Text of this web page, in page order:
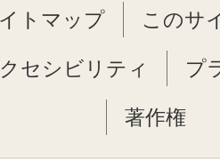
トマップ このサ
セシビリティ プ
著作権